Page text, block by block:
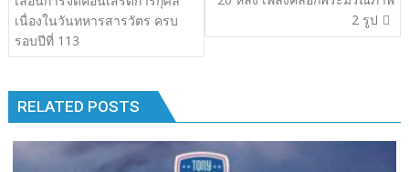
o
k
เนื่องในวันทหารสารวัตร ครบ
รอบปีที่ 113
2 รูป
RELATED POSTS